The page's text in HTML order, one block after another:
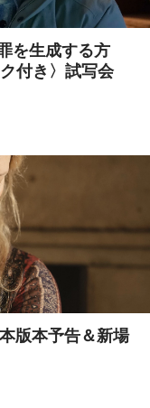
を生成する方
付き〉試写会
版本予告＆新場